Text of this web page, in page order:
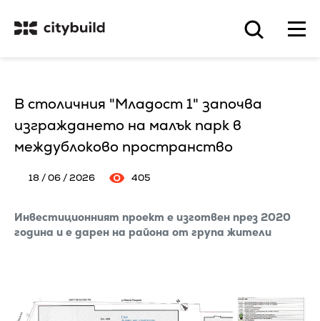
В столичния "Младост 1" започва
изграждането на малък парк в
междублоково пространство
18 / 06 / 2026 405
Инвестиционният проект е изготвен през 2020
година и е дарен на района от група жители